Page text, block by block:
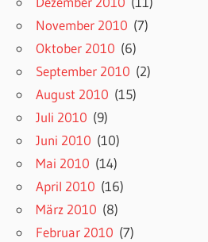
November 2010 (7)
Oktober 2010 (6)
September 2010 (2)
August 2010 (15)
Juli 2010 (9)
Juni 2010 (10)
Mai 2010 (14)
April 2010 (16)
März 2010 (8)
Februar 2010 (7)